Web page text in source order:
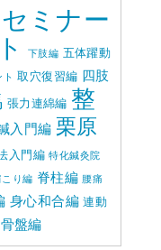
セミナー
下肢編 五体躍動
取穴復習編 四肢
張力連綿編 整
入門編 栗原
入門編 特化鍼灸院
こり編 脊柱編 腰痛
身心和合編 連動
骨盤編